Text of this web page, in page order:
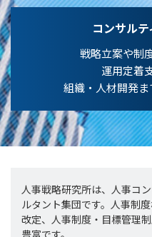
コンサル
戦略立案や制
運用定着
組織・人材開発
人事戦略研究所は、人事コ
ルタント集団です。人事制
改定、人事制度・目標管理